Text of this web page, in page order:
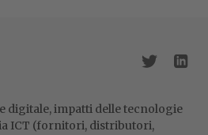
digitale, impatti delle tecnologie
ICT (fornitori, distributori,